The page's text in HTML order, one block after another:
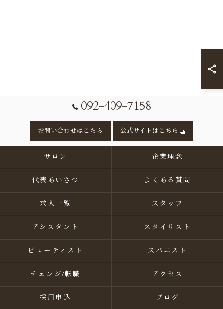
092-409-7158
お問い合わせはこちら 公式サイトはこちら
サロン 企業理念
代表あいさつ よくある質問
求人一覧 スタッフ
アシスタント スタイリスト
ビューティスト スパニスト
チェンジ/転職 アクセス
採用申込 ブログ